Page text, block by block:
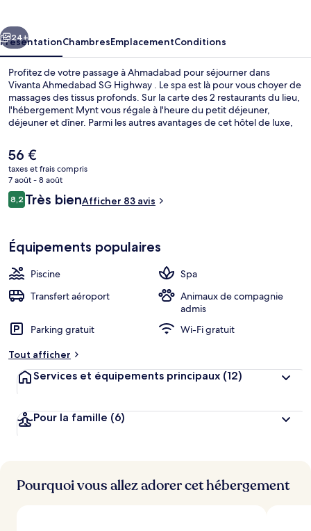
Suivant
24+
PrésentationChambresEmplacementConditions
Profitez de votre passage à Ahmadabad pour séjourner dans
Vivanta Ahmedabad SG Highway . Le spa est là pour vous choyer de
massages des tissus profonds. Sur la carte des 2 restaurants du lieu,
l'hébergement Mynt vous régale à l'heure du petit déjeuner,
déjeuner et dîner. Parmi les autres avantages de cet hôtel de luxe,
une salle de fitness, l'idéal pour des vacances sans soucis.
Le
prix
actuel
est
de
56 €
taxes et frais compris
7 août - 8 août
Avis
voyageurs
8,28,2 sur 10
Très bienAfficher 83 avis
Équipements populaires
Piscine
Spa
Transfert aéroport
Animaux de compagnie
admis
Parking gratuit
Wi-Fi gratuit
Tout afficher
Services et équipements principaux (12)
Pour la famille (6)
Pourquoi vous allez adorer cet hébergement